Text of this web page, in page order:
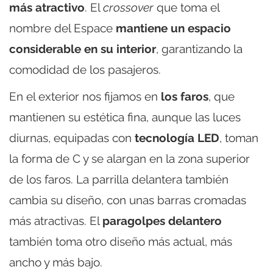
más atractivo. Elcrossover que toma el
nombre del Espace mantiene un espacio
considerable en su interior, garantizando la
comodidad de los pasajeros.
En el exterior nos fijamos en los faros, que
mantienen su estética fina, aunque las luces
diurnas, equipadas con tecnología LED, toman
la forma de C y se alargan en la zona superior
de los faros. La parrilla delantera también
cambia su diseño, con unas barras cromadas
más atractivas. El paragolpes delantero
también toma otro diseño más actual, más
ancho y más bajo.